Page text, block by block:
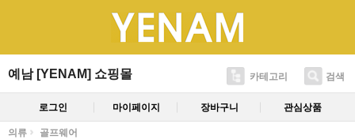
예남 [YENAM] 쇼핑몰 카테고리 검색
로그인 마이페이지 장바구니 관심상품
의류 골프웨어